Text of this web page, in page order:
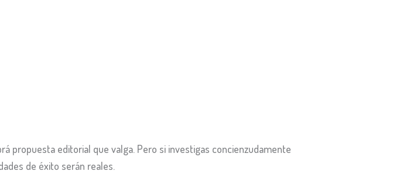
propuesta editorial que valga. Pero si investigas concienzudamente
de éxito serán reales.